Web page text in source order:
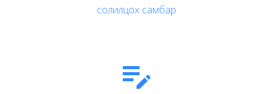
солилцох самбар
